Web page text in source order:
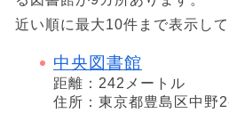
近い順に最大10件まで表示して
中央図書館
距離：242メートル
住所：東京都豊島区中野